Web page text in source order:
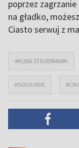
poprzez
na gładko,
Ciasto serwuj z
#KUBA STEUERMARK
#SOUS VIDE